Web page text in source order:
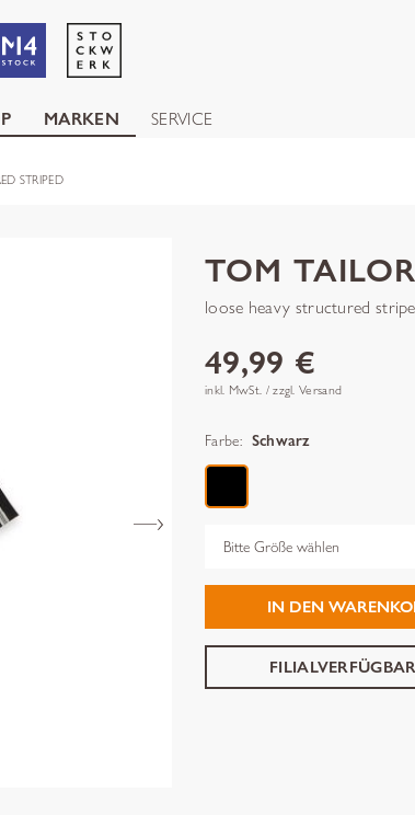
MARKEN SERVICE
STRIPED
TOM
loose heavy structured
49,99 €
inkl. MwSt. / zzgl. Versand
Farbe: Schwarz
Grösse
IN DEN